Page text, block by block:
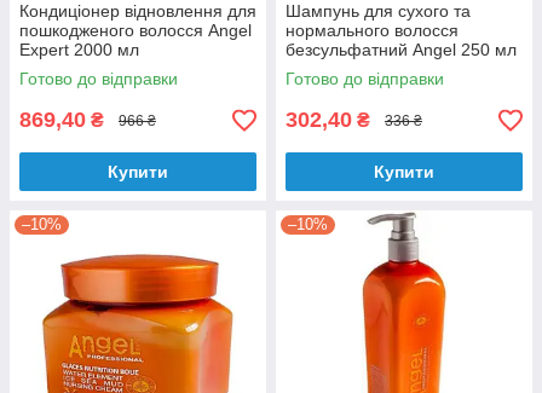
Кондиціонер відновлення для
пошкодженого волосся Angel
Expert 2000 мл
Готово до відправки
869,40 ₴ 966 ₴
Купити
Шампунь для сухого та
нормального волосся
безсульфатний Angel 250 мл
Готово до відправки
302,40 ₴ 336 ₴
Купити
–10% –10%